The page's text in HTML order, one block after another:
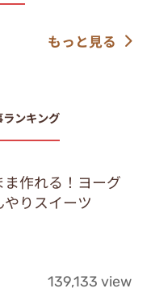
もっと見る
ランキング
作れる！ヨーグ
りスイーツ
139,133 view